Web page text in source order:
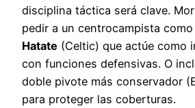
disciplina táctica será clave.
pedir a un centrocampista como
Hatate (Celtic) que actúe como
con funciones defensivas. O
doble pivote más conservador
para proteger las coberturas.